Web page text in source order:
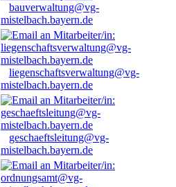
bauverwaltung@vg-
mistelbach.bayern.de
liegenschaftsverwaltung@vg-
mistelbach.bayern.de
geschaeftsleitung@vg-
mistelbach.bayern.de